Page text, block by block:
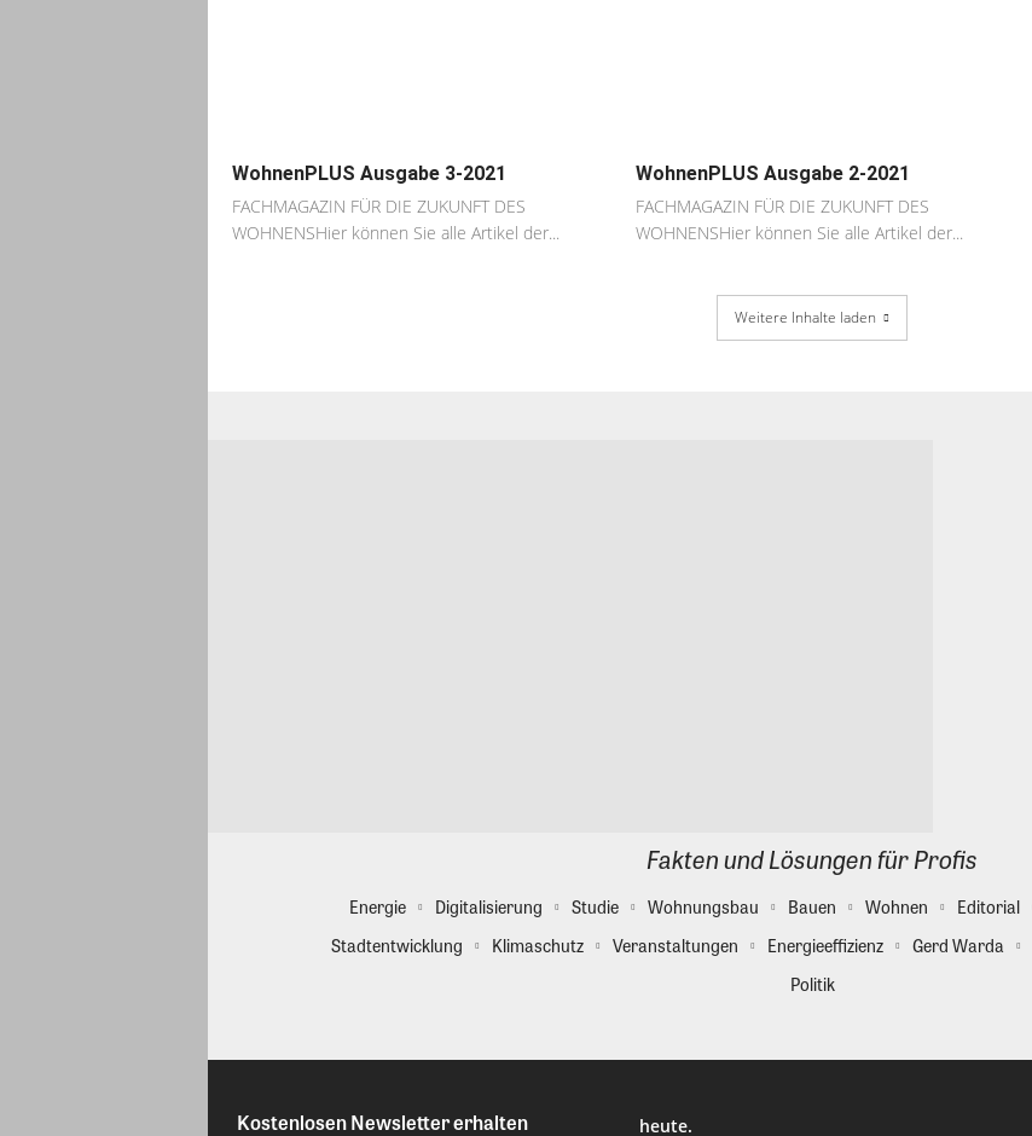
WohnenPLUS Ausgabe 3-2021
FACHMAGAZIN FÜR DIE ZUKUNFT DES
WOHNENSHier können Sie alle Artikel der...
WohnenPLUS Ausgabe 2-2021
FACHMAGAZIN FÜR DIE ZUKUNFT DES
WOHNENSHier können Sie alle Artikel der...
Weitere Inhalte laden
Fakten und Lösungen für Profis
Energie Digitalisierung Studie Wohnungsbau Bauen Wohnen Editorial
Stadtentwicklung
Klimaschutz Veranstaltungen Energieeffizienz Gerd Warda
Politik
Kostenlosen Newsletter erhalten heute.